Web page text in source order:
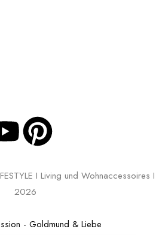
I Living und Wohnaccessoires I
2026
- Goldmund & Liebe